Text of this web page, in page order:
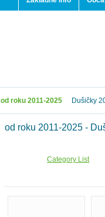
od roku 2011-2025 Dušičky
od roku 2011-2025 -
Category List